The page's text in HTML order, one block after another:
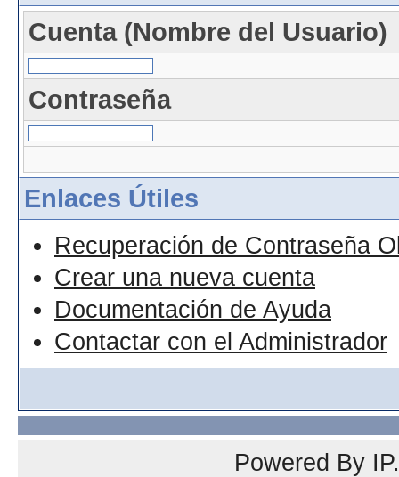
Cuenta (Nombre del Usuario)
Contraseña
Enlaces Útiles
Recuperación de Contraseña
Crear una nueva cuenta
Documentación de Ayuda
Contactar con el Administrador
Powered By